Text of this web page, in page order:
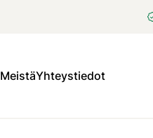
MeistäYhteystiedot